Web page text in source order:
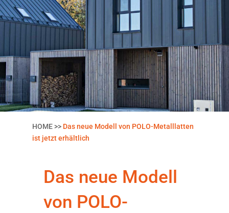
HOME >> Das neue Modell von POLO-Metalllatten
ist jetzt erhältlich
Das neue Modell
von POLO-